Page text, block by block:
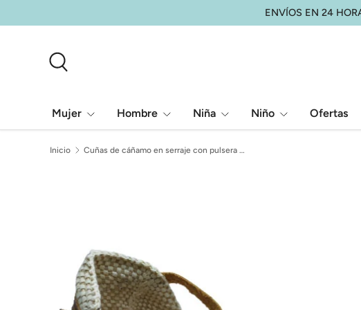
Ir al contenido
ENVÍOS EN 24
Mujer Hombre Niña Niño Ofertas
Inicio Cuñas de cáñamo en serraje con pulsera Anvesa